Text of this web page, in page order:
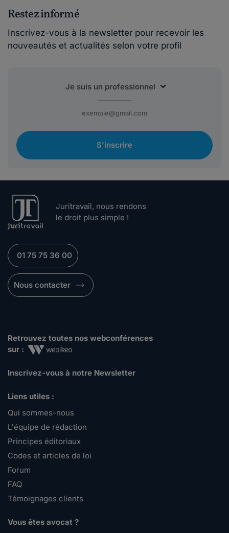
Restez informé
Inscrivez-vous à la newsletter pour recevoir les
nouveautés et actualités selon votre profil
S'inscrire
Juritravail, nous rendons
le droit plus simple !
01 75 75 36 00
Nous contacter
Retrouvez toutes nos webconférences
sur :
Inscrivez-vous à notre Newsletter
Liens utiles :
Qui sommes-nous
L'équipe de rédaction
Principes éditoriaux
Codes et articles de loi
Forum
FAQ
Témoignages clients
Vous êtes avocat ?